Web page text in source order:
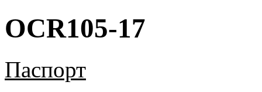
OCR105-17
Паспорт